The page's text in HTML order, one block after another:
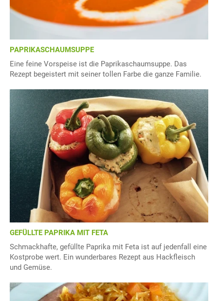
PAPRIKASCHAUMSUPPE
Eine feine Vorspeise ist die Paprikaschaumsuppe. Das
Rezept begeistert mit seiner tollen Farbe die ganze Familie.
GEFÜLLTE PAPRIKA MIT FETA
Schmackhafte, gefüllte Paprika mit Feta ist auf jedenfall eine
Kostprobe wert. Ein wunderbares Rezept aus Hackfleisch
und Gemüse.